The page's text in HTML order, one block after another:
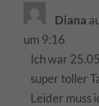
Diana
um 9:16
Ich war
super toller
Leider muss